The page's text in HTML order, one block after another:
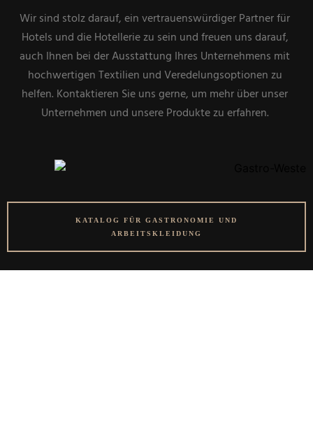
Wir sind stolz darauf, ein vertrauenswürdiger Partner für
Hotels und die Hotellerie zu sein und freuen uns darauf,
auch Ihnen bei der Ausstattung Ihres Unternehmens mit
hochwertigen Textilien und Veredelungsoptionen zu
helfen. Kontaktieren Sie uns gerne, um mehr über unser
Unternehmen und unsere Produkte zu erfahren.
KATALOG FÜR GASTRONOMIE UND
ARBEITSKLEIDUNG